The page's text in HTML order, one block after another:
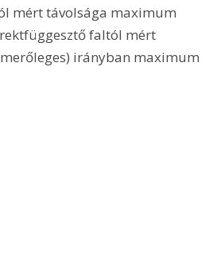
mért távolsága maximum
faltól mért
irányban maximum